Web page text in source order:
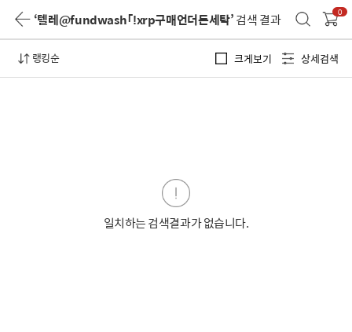
‘텔레@fundwash「ǃxrp구매언더돈세탁’검색 결과 0
랭킹순 크게보기 상세검색
일치하는 검색결과가 없습니다.